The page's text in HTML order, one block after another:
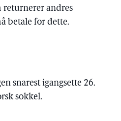
returnerer andres
betale for dette.
snarest igangsette 26.
sokkel.